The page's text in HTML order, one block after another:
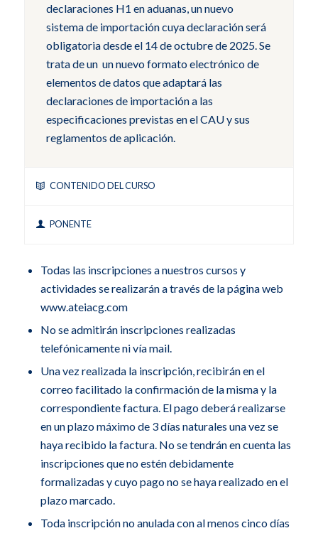
declaraciones H1 en aduanas, un nuevo
sistema de importación cuya declaración será
obligatoria desde el 14 de octubre de 2025. Se
trata de un un nuevo formato electrónico de
elementos de datos que adaptará las
declaraciones de importación a las
especificaciones previstas en el CAU y sus
reglamentos de aplicación.
CONTENIDO DEL CURSO
PONENTE
Todas las inscripciones a nuestros cursos y
actividades se realizarán a través de la página web
www.ateiacg.com
No se admitirán inscripciones realizadas
telefónicamente ni vía mail.
Una vez realizada la inscripción, recibirán en el
correo facilitado la confirmación de la misma y la
correspondiente factura. El pago deberá realizarse
en un plazo máximo de 3 días naturales una vez se
haya recibido la factura. No se tendrán en cuenta las
inscripciones que no estén debidamente
formalizadas y cuyo pago no se haya realizado en el
plazo marcado.
Toda inscripción no anulada con al menos cinco días